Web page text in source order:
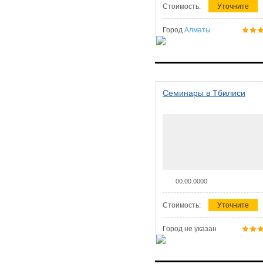
Стоимость: Уточните
Город Алматы
Семинары в Тбилиси
00.00.0000
Стоимость: Уточните
Город не указан